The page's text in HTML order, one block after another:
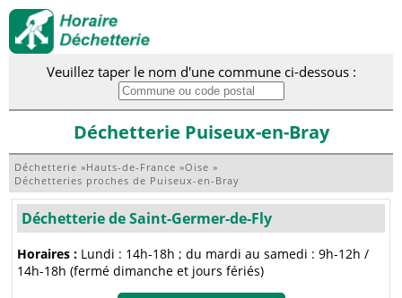
Veuillez taper le nom d'une commune ci-dessous :
Déchetterie Puiseux-en-Bray
Déchetterie »Hauts-de-France »Oise »
Déchetteries proches de Puiseux-en-Bray
Déchetterie de Saint-Germer-de-Fly
Horaires : Lundi : 14h-18h ; du mardi au samedi : 9h-12h /
14h-18h (fermé dimanche et jours fériés)